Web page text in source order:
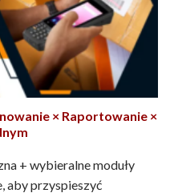
× Raportowanie ×
+ wybieralne moduły
aby przyspieszyć